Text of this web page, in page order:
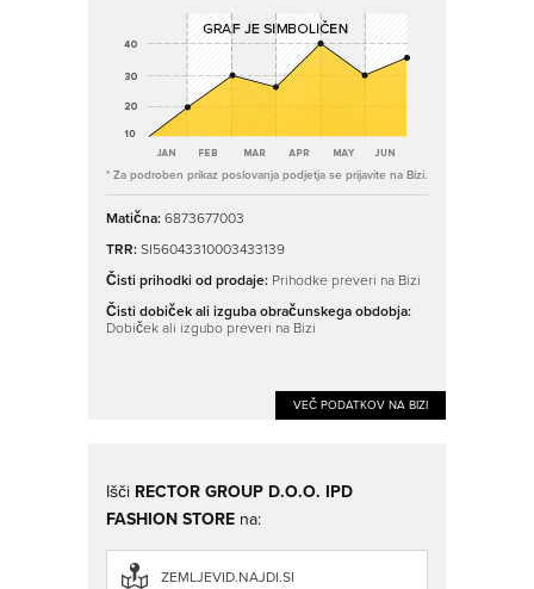
* Za podroben prikaz poslovanja podjetja se prijavite na Bizi.
Matična:6873677003
TRR:SI56043310003433139
Čisti prihodki od prodaje: Prihodke preveri na Bizi
Čisti dobiček ali izguba obračunskega obdobja:
Dobiček ali izgubo preveri na Bizi
VEČ PODATKOV NA BIZI
Išči RECTOR GROUP D.O.O. IPD
FASHION STORE na:
ZEMLJEVID.NAJDI.SI